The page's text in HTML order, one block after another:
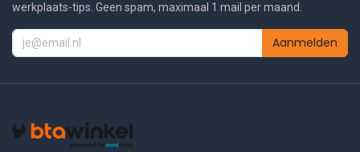
werkplaats-tips. Geen spam, maximaal 1 mail per maand.
Aanmelden